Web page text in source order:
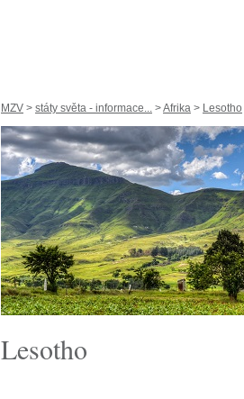
MZV > státy světa - informace... >Afrika > Lesotho
Lesotho